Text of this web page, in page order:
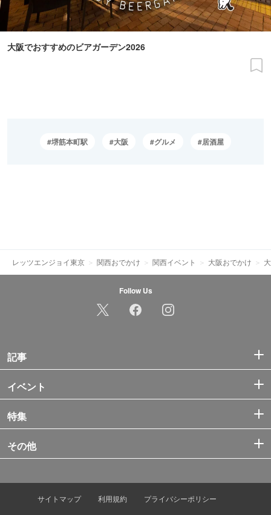
大阪でおすすめのビアガーデン2026
堺筋本町駅 大阪 グルメ 居酒屋
レッツエンジョイ東京 関西おでかけ 関西イベント 大阪おでかけ
Follow Us
記事
イベント
特集
その他
サイトマップ 利用規約
プライバシーポリシー